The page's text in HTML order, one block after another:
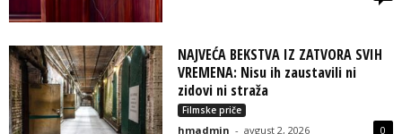
NAJVEĆA BEKSTVA IZ ZATVORA SVIH
VREMENA: Nisu ih zaustavili ni
zidovi ni straža
Filmske priče
hmadmin - avgust 2, 2026 0